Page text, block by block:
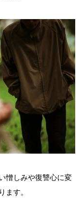
憎しみや復讐心に変
ます。